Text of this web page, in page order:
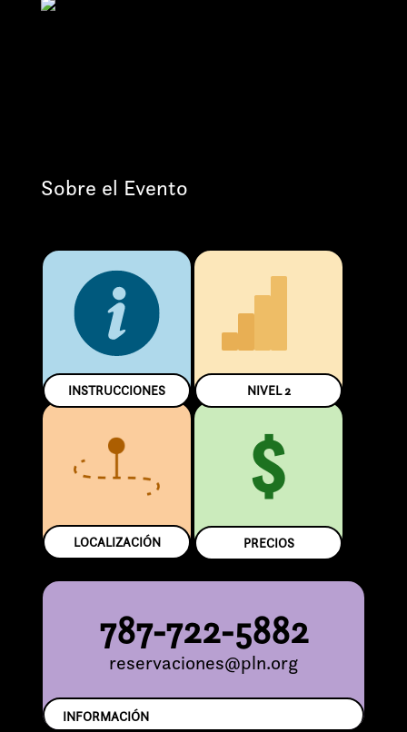
Sobre el Evento
INSTRUCCIONES NIVEL2
LOCALIZACIÓN
$
PRECIOS
787-722-5882
reservaciones@pln.org
INFORMACIÓN